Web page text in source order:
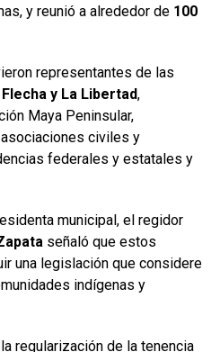
y reunió a alrededor de 100
representantes de las
y La Libertad,
Maya Peninsular,
civiles y
federales y estatales y
municipal, el regidor
señaló que estos
una legislación que considere
indígenas y
regularización de la tenencia